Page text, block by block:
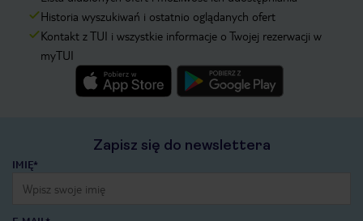
Historia wyszukiwań i ostatnio oglądanych ofert
Kontakt z TUI i wszystkie informacje o Twojej rezerwacji w
myTUI
Zapisz się do newslettera
IMIĘ*